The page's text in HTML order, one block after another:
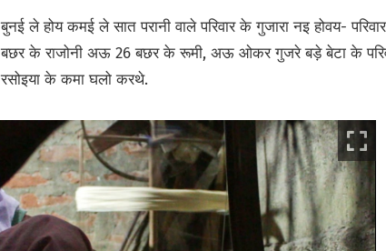
बुनई ले होय कमई ले सात परानी वाले परिवार के गुजारा नइ होवय-
बछर के राजोनी अऊ 26 बछर के रूमी, अऊ ओकर गुजरे बड़े बेटा के
रसोइया के कमा घलो करथे.